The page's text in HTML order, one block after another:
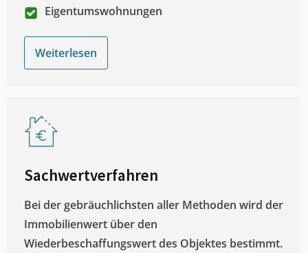
Eigentumswohnungen
Weiterlesen
Sachwertverfahren
Bei der gebräuchlichsten aller Methoden wird der
Immobilienwert über den
Wiederbeschaffungswert des Objektes bestimmt.